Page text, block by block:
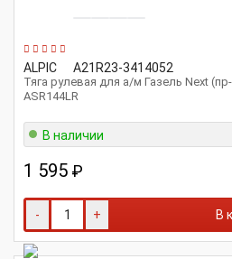
ALPIC А21R23-3414052
Тяга рулевая для а/м Газель Next
ASR144LR
В наличии
1 595 ₽
- + В